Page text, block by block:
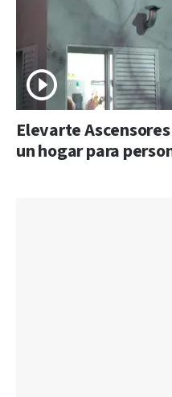
Elevarte
un hogar para